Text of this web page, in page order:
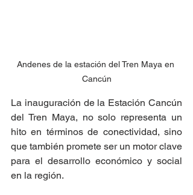
Andenes de la estación del Tren Maya en
Cancún
La inauguración de la Estación Cancún
del Tren Maya, no solo representa un
hito en términos de conectividad, sino
que también promete ser un motor clave
para el desarrollo económico y social
en la región.